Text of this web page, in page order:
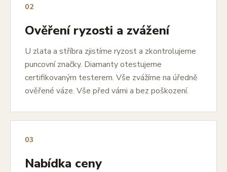
02
Ověření ryzosti a zvážení
U zlata a stříbra zjistíme ryzost a zkontrolujeme
puncovní značky. Diamanty otestujeme
certifikovaným testerem. Vše zvážíme na úředně
ověřené váze. Vše před vámi a bez poškození.
03
Nabídka ceny